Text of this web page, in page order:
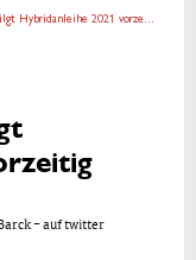
Hybridanleihe 2021 vorzeitig
- auf twitter